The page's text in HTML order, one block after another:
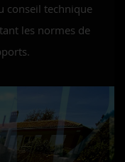
conseil technique
les normes de